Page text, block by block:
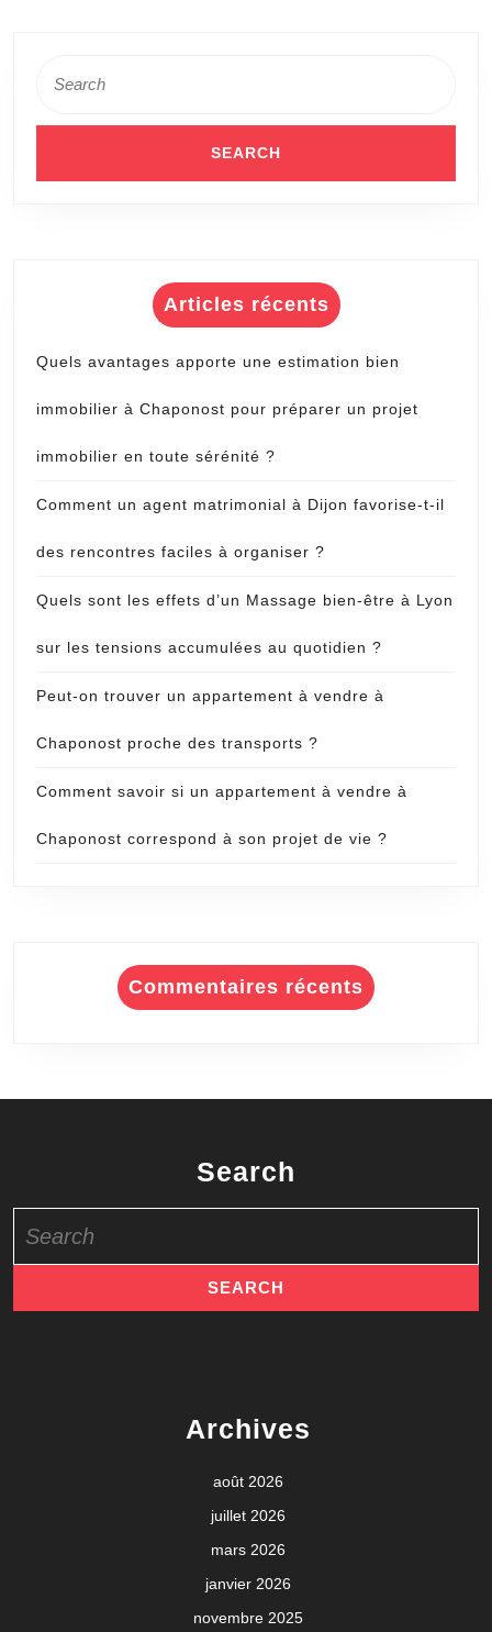
petites
entreprises
for:
Articles récents
Quels avantages apporte une estimation bien
immobilier à Chaponost pour préparer un projet
immobilier en toute sérénité ?
Comment un agent matrimonial à Dijon favorise-t-il
des rencontres faciles à organiser ?
Quels sont les effets d’un Massage bien-être à Lyon
sur les tensions accumulées au quotidien ?
Peut-on trouver un appartement à vendre à
Chaponost proche des transports ?
Comment savoir si un appartement à vendre à
Chaponost correspond à son projet de vie ?
Commentaires récents
Search
for:
Archives
août 2026
juillet 2026
mars 2026
janvier 2026
novembre 2025